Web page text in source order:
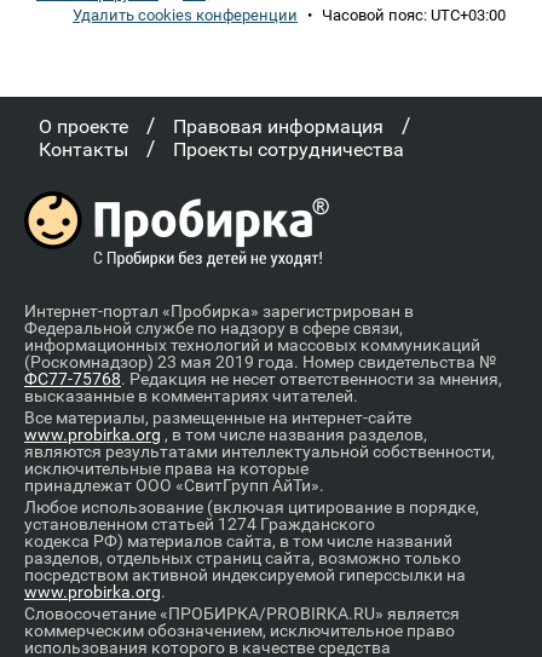
Удалить cookies конференции • Часовой пояс: UTC+03:00
О проекте / Правовая информация /
Контакты / Проекты сотрудничества
Интернет-портал «Пробирка» зарегистрирован в
Федеральной службе по надзору в сфере связи,
информационных технологий и массовых коммуникаций
(Роскомнадзор) 23 мая 2019 года. Номер свидетельства №
ФС77-75768. Редакция не несет ответственности за мнения,
высказанные в комментариях читателей.
Все материалы, размещенные на интернет-сайте
www.probirka.org , в том числе названия разделов,
являются результатами интеллектуальной собственности,
исключительные права на которые
принадлежат ООО «СвитГрупп АйТи».
Любое использование (включая цитирование в порядке,
установленном статьей 1274 Гражданского
кодекса РФ) материалов сайта, в том числе названий
разделов, отдельных страниц сайта, возможно только
посредством активной индексируемой гиперссылки на
www.probirka.org.
Словосочетание «ПРОБИРКА/PROBIRKA.RU» является
коммерческим обозначением, исключительное право
использования которого в качестве средства